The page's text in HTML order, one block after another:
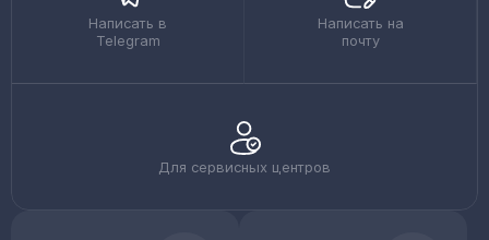
Написать в
Telegram
Написать на
почту
Для сервисных центров